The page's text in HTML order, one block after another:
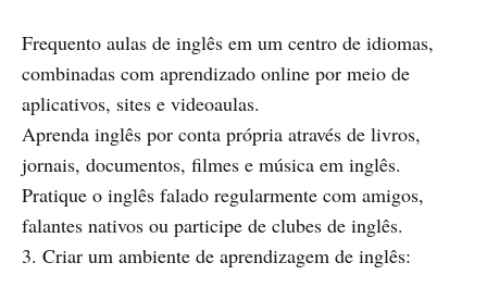
Frequento aulas de inglês em um centro de idiomas,
combinadas com aprendizado online por meio de
aplicativos, sites e videoaulas.
Aprenda inglês por conta própria através de livros,
jornais, documentos, filmes e música em inglês.
Pratique o inglês falado regularmente com amigos,
falantes nativos ou participe de clubes de inglês.
3. Criar um ambiente de aprendizagem de inglês: